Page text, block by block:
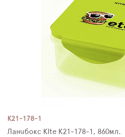
K21-178-1
Ланчбокс KIte K21-178-1, 860мл.